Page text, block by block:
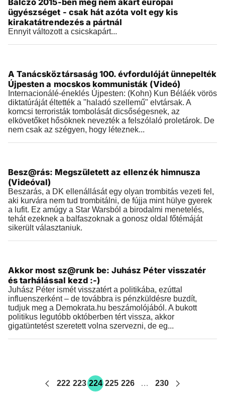
2019.03.20 |08:27
Balczó 2015-ben még nem akart európai
ügyészséget - csak hát azóta volt egy kis
kirakatátrendezés a pártnál
Ennyit változott a csicskapárt...
2019.03.18 |15:51
A Tanácsköztársaság 100. évfordulóját ünnepelték
Újpesten a mocskos kommunisták (Videó)
Internacionálé-éneklés Újpesten: (Kohn) Kun Béláék vörös
diktatúráját éltették a "haladó szellemű" elvtársak. A
komcsi terroristák tombolását dicsőségesnek, az
elkövetőket hősöknek nevezték a felszólaló proletárok. De
nem csak az szégyen, hogy léteznek...
2019.03.17 | 21:51
Besz@rás: Megszületett az ellenzék himnusza
(Videóval)
Beszarás, a DK ellenállását egy olyan trombitás vezeti fel,
aki kurvára nem tud trombitálni, de fújja mint hülye gyerek
a lufit. Ez amúgy a Star Warsból a birodalmi menetelés,
tehát ezeknek a balfaszoknak a gonosz oldal főtémáját
sikerült választaniuk.
2019.03.16 |16:19
Akkor most sz@runk be: Juhász Péter visszatér
és tarhálással kezd :-)
Juhász Péter ismét visszatért a politikába, ezúttal
influenszerként – de továbbra is pénzküldésre buzdít,
tudjuk meg a Demokrata.hu beszámolójából. A bukott
politikus legutóbb októberben tért vissza, akkor
gigatüntetést szeretett volna szervezni, de eg...
222 223 224 225 226 … 230